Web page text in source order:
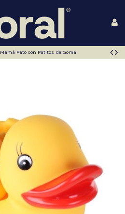
Mamá Pato con Patitos de Goma